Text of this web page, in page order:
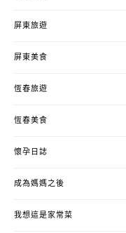
屏東旅遊
屏東美食
恆春旅遊
恆春美食
懷孕日誌
成為媽媽之後
我想這是家常菜